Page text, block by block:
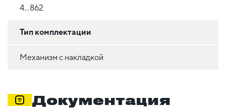
4...862
Тип комплектации
Механизм с накладкой
Документация